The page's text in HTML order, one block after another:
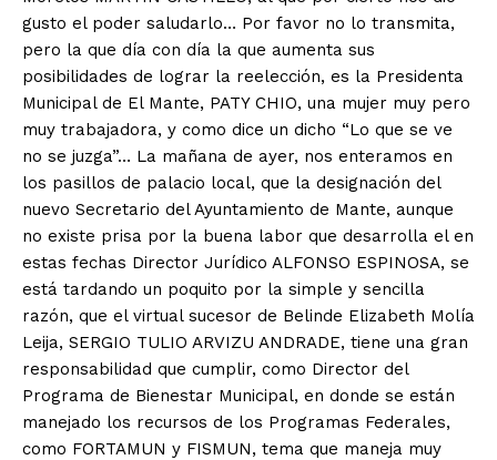
gusto el poder saludarlo… Por favor no lo transmita,
pero la que día con día la que aumenta sus
posibilidades de lograr la reelección, es la Presidenta
Municipal de El Mante, PATY CHIO, una mujer muy pero
muy trabajadora, y como dice un dicho “Lo que se ve
no se juzga”… La mañana de ayer, nos enteramos en
los pasillos de palacio local, que la designación del
nuevo Secretario del Ayuntamiento de Mante, aunque
no existe prisa por la buena labor que desarrolla el en
estas fechas Director Jurídico ALFONSO ESPINOSA, se
está tardando un poquito por la simple y sencilla
razón, que el virtual sucesor de Belinde Elizabeth Molía
Leija, SERGIO TULIO ARVIZU ANDRADE, tiene una gran
responsabilidad que cumplir, como Director del
Programa de Bienestar Municipal, en donde se están
manejado los recursos de los Programas Federales,
como FORTAMUN y FISMUN, tema que maneja muy